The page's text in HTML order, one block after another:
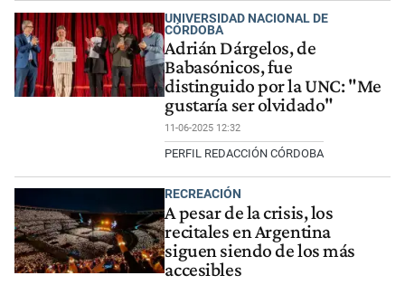
UNIVERSIDAD NACIONAL DE
CÓRDOBA
Adrián Dárgelos, de
Babasónicos, fue
distinguido por la UNC: "Me
gustaría ser olvidado"
11-06-2025 12:32
PERFIL REDACCIÓN CÓRDOBA
RECREACIÓN
A pesar de la crisis, los
recitales en Argentina
siguen siendo de los más
accesibles